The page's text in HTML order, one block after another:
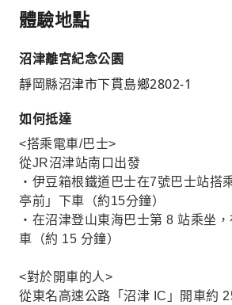
體驗地點
沼津離宮紀念公園
靜岡縣沼津市下貫島鄉2802-1
如何抵達
<搭乘電車/巴士>
從JR沼津站南口出發
・伊豆箱根鐵道巴士在7號巴士站搭
亭前」下車（約15分鐘）
・在沼津登山東海巴士第 8 站乘坐
車（約 15 分鐘）
<對於開車的人>
從東名高速公路「沼津 IC」開車約